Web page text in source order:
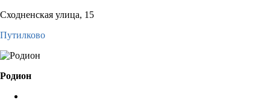
Сходненская улица, 15
Путилково
Родион